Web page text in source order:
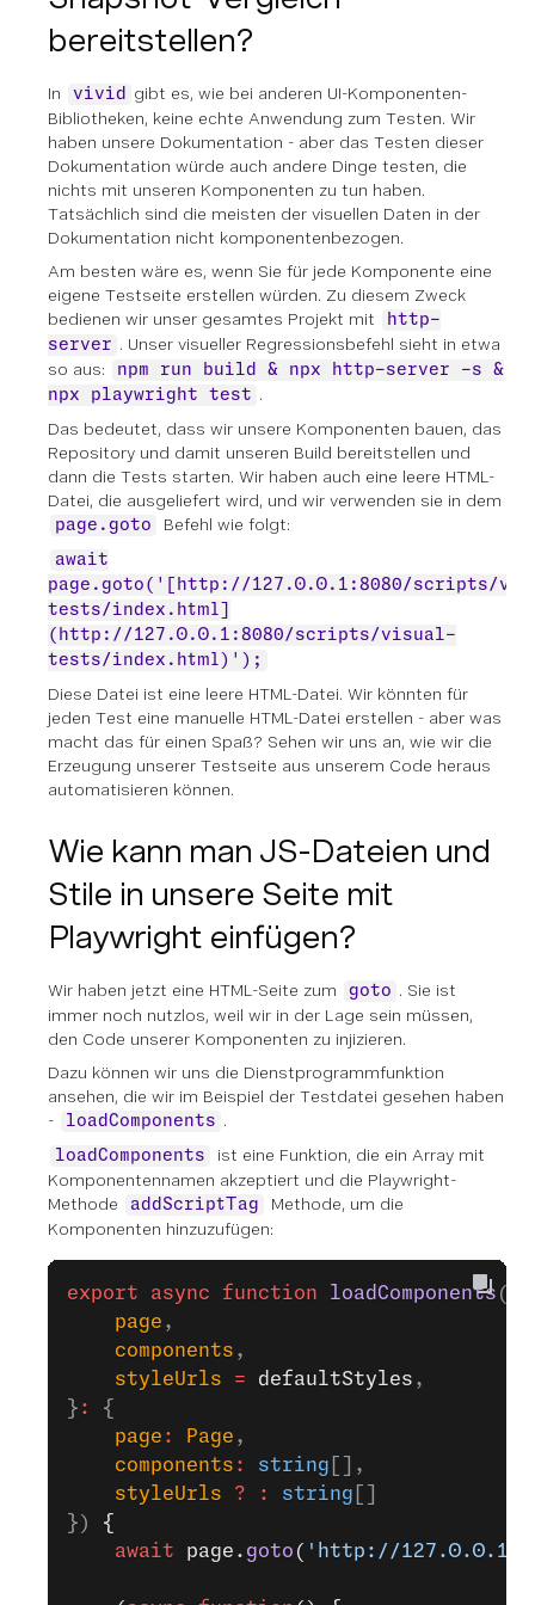
bereitstellen?
In vivid
gibt es, wie bei anderen UI-Komponenten-
Bibliotheken, keine echte Anwendung zum Testen. Wir
haben unsere Dokumentation - aber das Testen dieser
Dokumentation würde auch andere Dinge testen, die
nichts mit unseren Komponenten zu tun haben.
Tatsächlich sind die meisten der visuellen Daten in der
Dokumentation nicht komponentenbezogen.
Am besten wäre es, wenn Sie für jede Komponente eine
eigene Testseite erstellen würden. Zu diesem Zweck
bedienen wir unser gesamtes Projekt mit
http-
server . Unser visueller Regressionsbefehl sieht in etwa
so aus:
npm run build & npx http-server -s &
npx playwright test .
Das bedeutet, dass wir unsere Komponenten bauen, das
Repository und damit unseren Build bereitstellen und
dann die Tests starten. Wir haben auch eine leere HTML-
Datei, die ausgeliefert wird, und wir verwenden sie in dem
page.goto Befehl wie folgt:
await
page.goto('[http://127.0.0.1:8080/scripts/
tests/index.html]
(http://127.0.0.1:8080/scripts/visual-
tests/index.html)');
Diese Datei ist eine leere HTML-Datei. Wir könnten für
jeden Test eine manuelle HTML-Datei erstellen - aber was
macht das für einen Spaß? Sehen wir uns an, wie wir die
Erzeugung unserer Testseite aus unserem Code heraus
automatisieren können.
Wie kann man JS-Dateien und
Stile in unsere Seite mit
Playwright einfügen?
Wir haben jetzt eine HTML-Seite zum goto . Sie ist
immer noch nutzlos, weil wir in der Lage sein müssen,
den Code unserer Komponenten zu injizieren.
Dazu können wir uns die Dienstprogrammfunktion
ansehen, die wir im Beispiel der Testdatei gesehen haben
-
loadComponents .
loadComponents
ist eine Funktion, die ein Array mit
Komponentennamen akzeptiert und die Playwright-
Methode
addScriptTag
Methode, um die
Komponenten hinzuzufügen:
export async function loadComponents ({
    page
,
    components
,
    styleUrls
= defaultStyles ,
} :
{
    page
: Page ,
    components
: string [],
    styleUrls
? : string
}) {
    await
page. goto ( 'http://